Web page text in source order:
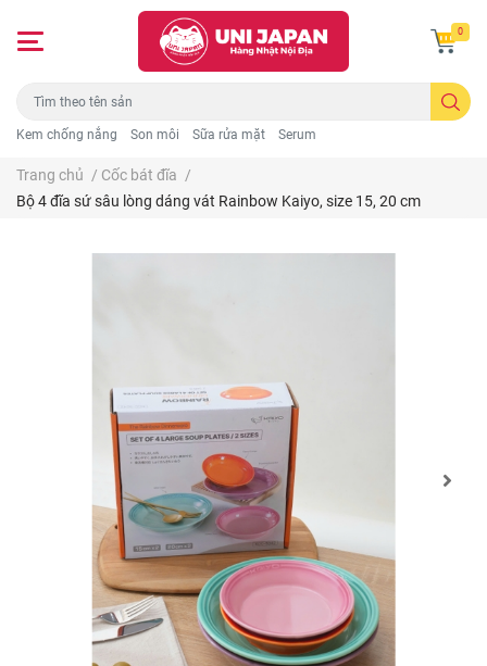
Kem chống nắng Son môi Sữa rửa mặt Serum
0
Trang chủ / Cốc bát đĩa /
Bộ 4 đĩa sứ sâu lòng dáng vát Rainbow Kaiyo, size 15, 20 cm